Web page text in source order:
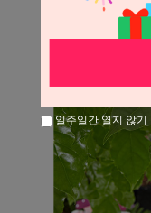
일주일간 열지 않기